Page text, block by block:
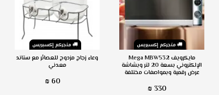
متجركم إكسبريس
مايكرويف Mega MBW532
الإلكتروني بسعة 20 لتر وبشاشة
عرض رقمية وبمواصفات مختلفة
330 ₪
متجركم إكسبريس
وعاء زجاج مزدوج للعصائر مع ستاند
معدني
60 ₪